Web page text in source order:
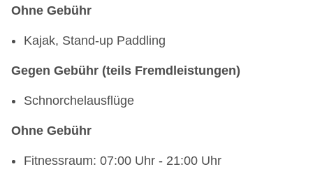
Ohne Gebühr
Kajak, Stand-up Paddling
Gegen Gebühr (teils Fremdleistungen)
Schnorchelausflüge
Ohne Gebühr
Fitnessraum: 07:00 Uhr - 21:00 Uhr